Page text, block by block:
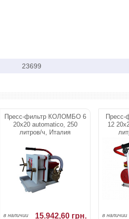
23699
Пресс-фильтр КОЛОМБО 6
20х20 automatico, 250
литров/ч, Италия
в наличии 15.942,60 грн.
12
в наличии